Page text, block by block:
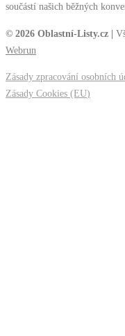
součástí našich běžných
© 2026 Oblastní-Listy.cz |
Webrun
Zásady zpracování osobních
Zásady Cookies (EU)